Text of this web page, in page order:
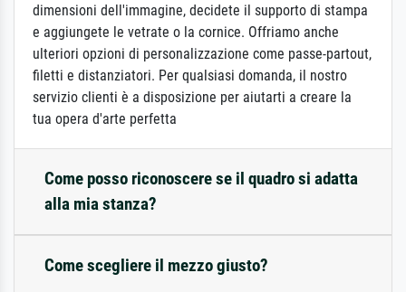
dimensioni dell'immagine, decidete il supporto di stampa
e aggiungete le vetrate o la cornice. Offriamo anche
ulteriori opzioni di personalizzazione come passe-partout,
filetti e distanziatori. Per qualsiasi domanda, il nostro
servizio clienti è a disposizione per aiutarti a creare la
tua opera d'arte perfetta
Come posso riconoscere se il quadro si adatta
alla mia stanza?
Come scegliere il mezzo giusto?